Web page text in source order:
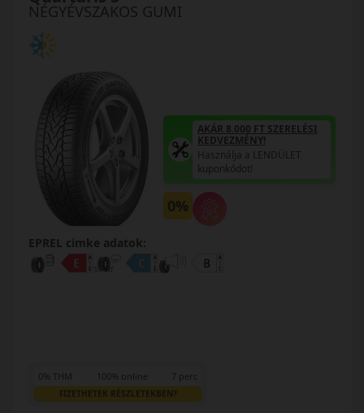
NÉGYÉVSZAKOS GUMI
AKÁR 8.000 FT SZERELÉSI
KEDVEZMÉNY!
Használja a LENDÜLET
kuponkódot!
0%
EPREL cimke adatok:
0% THM 100% online 7 perc
FIZETHETEK RÉSZLETEKBEN?